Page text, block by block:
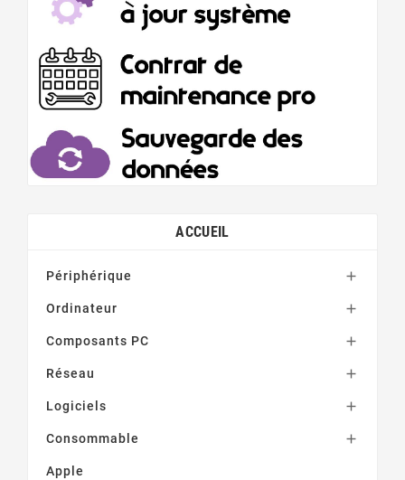
ACCUEIL
Périphérique 
Ordinateur 
Composants PC 
Réseau 
Logiciels 
Consommable 
Apple